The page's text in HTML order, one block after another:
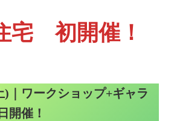
宅 初開催！
)｜ワークショップ+ギャラ
開催！